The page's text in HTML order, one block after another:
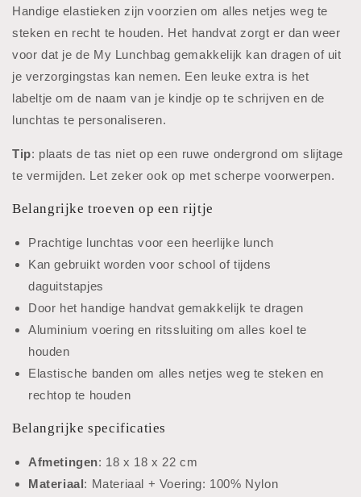
Handige elastieken zijn voorzien om alles netjes weg te
steken en recht te houden. Het handvat zorgt er dan weer
voor dat je de My Lunchbag gemakkelijk kan dragen of uit
je verzorgingstas kan nemen. Een leuke extra is het
labeltje om de naam van je kindje op te schrijven en de
lunchtas te personaliseren.
Tip: plaats de tas niet op een ruwe ondergrond om slijtage
te vermijden. Let zeker ook op met scherpe voorwerpen.
Belangrijke troeven op een rijtje
Prachtige lunchtas voor een heerlijke lunch
Kan gebruikt worden voor school of tijdens
daguitstapjes
Door het handige handvat gemakkelijk te dragen
Aluminium voering en ritssluiting om alles koel te
houden
Elastische banden om alles netjes weg te steken en
rechtop te houden
Belangrijke specificaties
Afmetingen: 18 x 18 x 22 cm
Materiaal: Materiaal + Voering: 100% Nylon